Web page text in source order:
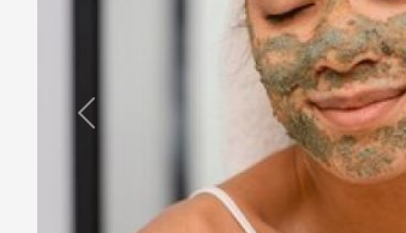
Previous